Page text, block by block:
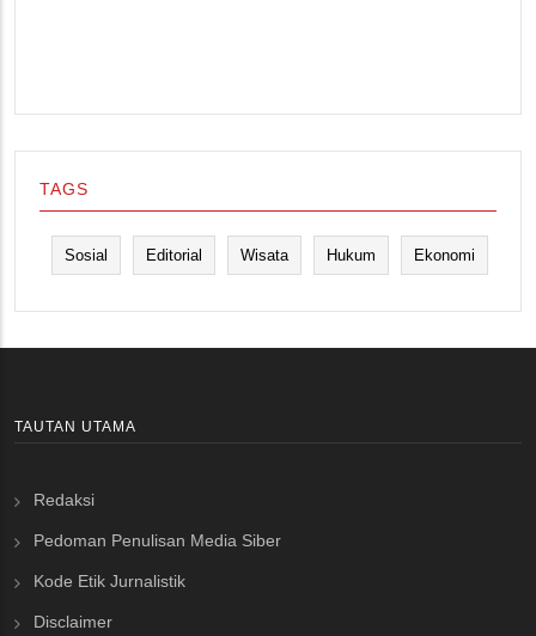
TAGS
Sosial Editorial Wisata Hukum Ekonomi
TAUTAN UTAMA
Redaksi
Pedoman Penulisan Media Siber
Kode Etik Jurnalistik
Disclaimer